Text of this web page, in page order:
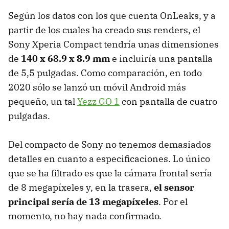
Según los datos con los que cuenta OnLeaks, y a
partir de los cuales ha creado sus renders, el
Sony Xperia Compact tendría unas dimensiones
de 140 x 68.9 x 8.9 mme incluiría una pantalla
de 5,5 pulgadas. Como comparación, en todo
2020 sólo se lanzó un móvil Android más
pequeño, un talYezz GO 1 con pantalla de cuatro
pulgadas.
Del compacto de Sony no tenemos demasiados
detalles en cuanto a especificaciones. Lo único
que se ha filtrado es que la cámara frontal sería
de 8 megapíxeles y, en la trasera, el sensor
principal sería de 13 megapíxeles. Por el
momento, no hay nada confirmado.